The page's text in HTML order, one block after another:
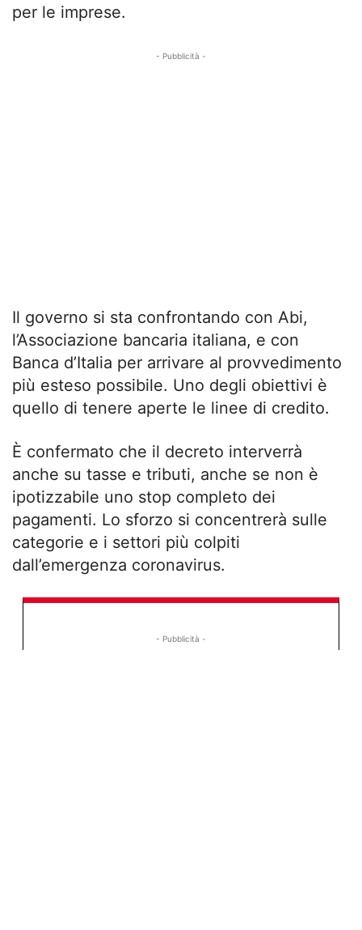
per le imprese.
- Pubblicità -
Il governo si sta confrontando con Abi,
l’Associazione bancaria italiana, e con
Banca d’Italia per arrivare al provvedimento
più esteso possibile. Uno degli obiettivi è
quello di tenere aperte le linee di credito.
È confermato che il decreto interverrà
anche su tasse e tributi, anche se non è
ipotizzabile uno stop completo dei
pagamenti. Lo sforzo si concentrerà sulle
categorie e i settori più colpiti
dall’emergenza coronavirus.
- Pubblicità -